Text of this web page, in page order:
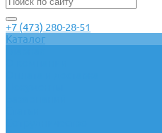
+7 (473) 280-28-51
Каталог